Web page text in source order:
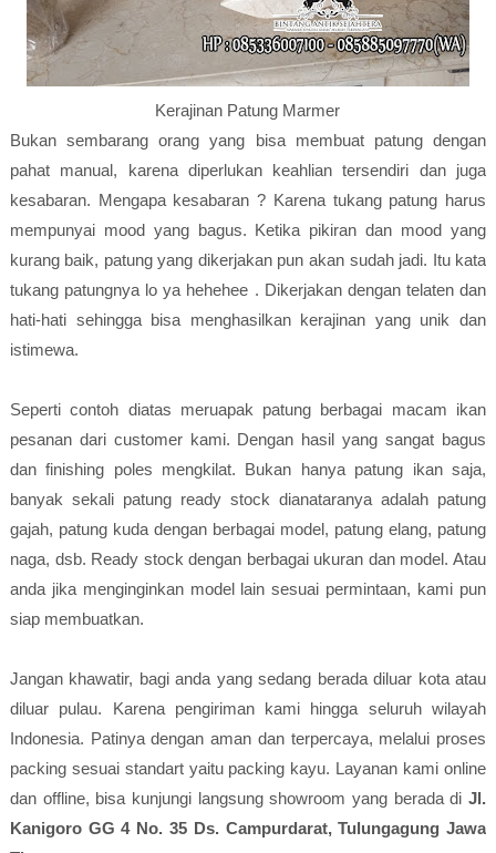
Kerajinan Patung Marmer
Bukan sembarang orang yang bisa membuat patung dengan
pahat manual, karena diperlukan keahlian tersendiri dan juga
kesabaran. Mengapa kesabaran ? Karena tukang patung harus
mempunyai mood yang bagus. Ketika pikiran dan mood yang
kurang baik, patung yang dikerjakan pun akan sudah jadi. Itu kata
tukang patungnya lo ya hehehee . Dikerjakan dengan telaten dan
hati-hati sehingga bisa menghasilkan kerajinan yang unik dan
istimewa.
Seperti contoh diatas meruapak patung berbagai macam ikan
pesanan dari customer kami. Dengan hasil yang sangat bagus
dan finishing poles mengkilat. Bukan hanya patung ikan saja,
banyak sekali patung ready stock dianataranya adalah patung
gajah, patung kuda dengan berbagai model, patung elang, patung
naga, dsb. Ready stock dengan berbagai ukuran dan model. Atau
anda jika menginginkan model lain sesuai permintaan, kami pun
siap membuatkan.
Jangan khawatir, bagi anda yang sedang berada diluar kota atau
diluar pulau. Karena pengiriman kami hingga seluruh wilayah
Indonesia. Patinya dengan aman dan terpercaya, melalui proses
packing sesuai standart yaitu packing kayu. Layanan kami online
dan offline, bisa kunjungi langsung showroom yang berada diJl.
Kanigoro GG 4 No. 35 Ds. Campurdarat, Tulungagung Jawa